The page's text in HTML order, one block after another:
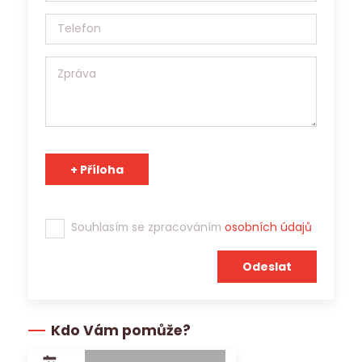
agentura s platným povolením Generálního ředitelství
Úřadu práce ČR a osobní údaje může v souladu s účelem
Souhlasím se zpracováním osobních údajů
Kdo Vám pomůže?